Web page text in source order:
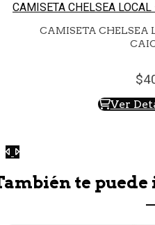
CAMISETA CHELSEA
CAMISETA CHELSEA
Ver
Anterior
Siguiente
te